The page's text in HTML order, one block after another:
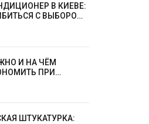
В КИЕВЕ:
С ВЫБОРОМ
И НА ЧЁМ
ПРИ
ШТУКАТУРКА: